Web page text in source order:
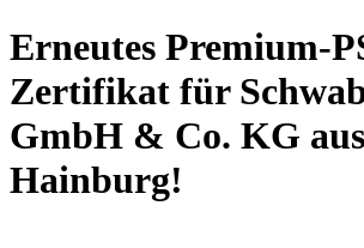
Erneutes Premium-
Zertifikat für
GmbH & Co. KG aus
Hainburg!